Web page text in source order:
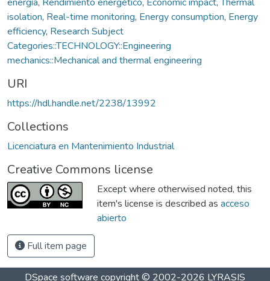
isolation, Real-time monitoring, Energy consumption, Energy
efficiency, Research Subject
Categories::TECHNOLOGY::Engineering
mechanics::Mechanical and thermal engineering
URI
https://hdl.handle.net/2238/13992
Collections
Licenciatura en Mantenimiento Industrial
Creative Commons license
Except where otherwised noted, this
item's license is described as acceso
abierto
Full item page
DSpace software copyright © 2002-2026 LYRASIS